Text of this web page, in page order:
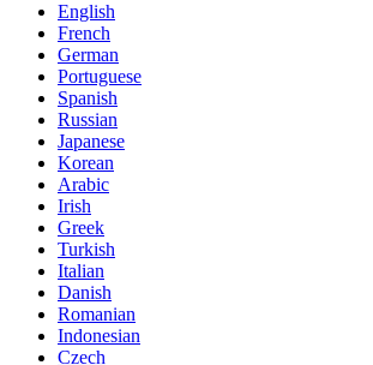
English
French
German
Portuguese
Spanish
Russian
Japanese
Korean
Arabic
Irish
Greek
Turkish
Italian
Danish
Romanian
Indonesian
Czech